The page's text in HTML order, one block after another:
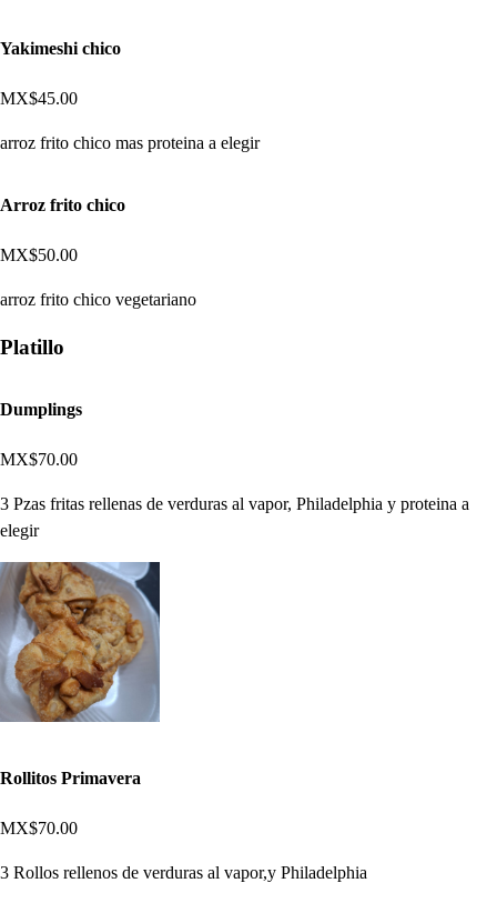
Yakimeshi chico
MX$45.00
arroz frito chico mas proteina a elegir
Arroz frito chico
MX$50.00
arroz frito chico vegetariano
Platillo
Dumplings
MX$70.00
3 Pzas fritas rellenas de verduras al vapor, Philadelphia y proteina a
elegir
Rollitos Primavera
MX$70.00
3 Rollos rellenos de verduras al vapor,y Philadelphia